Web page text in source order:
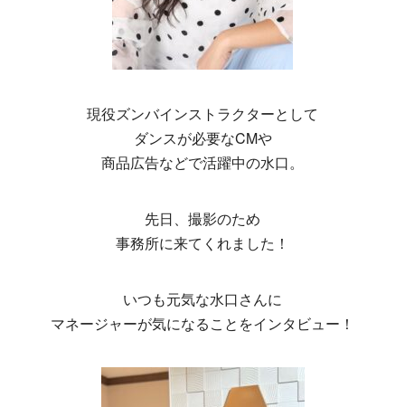
現役ズンバインストラクターとして
ダンスが必要なCMや
商品広告などで活躍中の水口。
先日、撮影のため
事務所に来てくれました！
いつも元気な水口さんに
マネージャーが気になることをインタビュー！